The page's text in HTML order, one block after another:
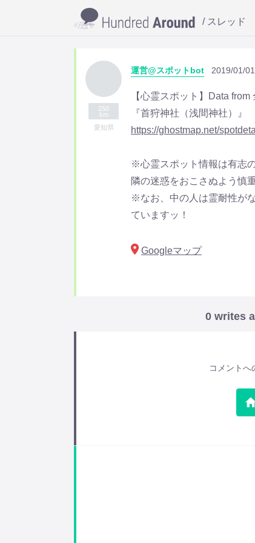
スレッド
250
km
愛知県
運営@スポットbot 2019/01/
【心霊スポット】Data
『首狩神社（浅間神社）』
https://ghostmap.net/
※心霊スポット情報は有志
隣の迷惑をおこさぬよう慎
※なお、中の人は霊耐性が
ていますッ！
Googleマップ
0 writes
コメントへ